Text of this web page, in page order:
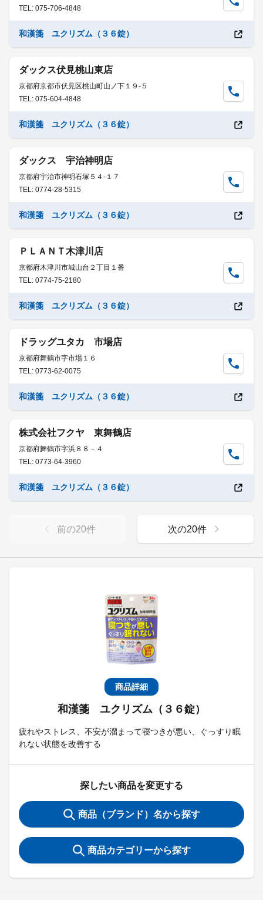
商品詳細
和漢箋 ユクリズム（３６錠）
疲れやストレス、不安が溜まって寝つきが悪い、ぐっすり眠
れない状態を改善する
探したい商品を変更する
商品（ブランド）名から探す
商品カテゴリーから探す
TEL: 075-706-4848
和漢箋 ユクリズム（３６錠）
ダックス伏見桃山東店
京都府京都市伏見区桃山町山ノ下１９-５
TEL: 075-604-4848
和漢箋 ユクリズム（３６錠）
ダックス 宇治神明店
京都府宇治市神明石塚５４-１７
TEL: 0774-28-5315
和漢箋 ユクリズム（３６錠）
ＰＬＡＮＴ木津川店
京都府木津川市城山台２丁目１番
TEL: 0774-75-2180
和漢箋 ユクリズム（３６錠）
ドラッグユタカ 市場店
京都府舞鶴市字市場１６
TEL: 0773-62-0075
和漢箋 ユクリズム（３６錠）
株式会社フクヤ 東舞鶴店
京都府舞鶴市字浜８８－４
TEL: 0773-64-3960
和漢箋 ユクリズム（３６錠）
前の20件 次の20件